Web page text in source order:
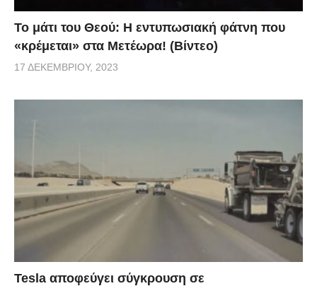
Το μάτι του Θεού: Η εντυπωσιακή φάτνη που
«κρέμεται» στα Μετέωρα! (Βίντεο)
17 ΔΕΚΕΜΒΡΊΟΥ, 2023
Tesla αποφεύγει σύγκρουση σε